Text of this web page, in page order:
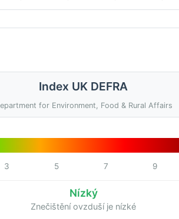
Index UK DEFRA
for Environment, Food & Rural Affairs
3 5 7 9
Nízký
Znečištění ovzduší je nízké